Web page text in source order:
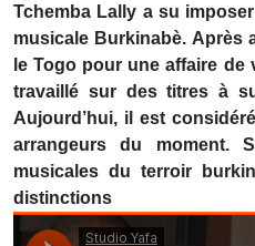
Tchemba Lally a su
musicale Burkinabè. Après
le Togo pour une affaire
travaillé sur des titres à
Aujourd’hui, il est
arrangeurs du moment.
musicales du terroir
distinctions